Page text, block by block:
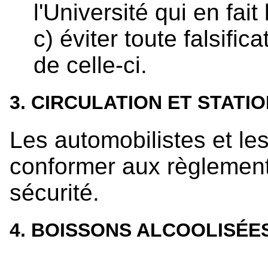
l'Université qui en fait
c) éviter toute
de celle-ci.
3. CIRCULATION ET
Les automobilistes et
conformer aux
sécurité.
4. BOISSONS